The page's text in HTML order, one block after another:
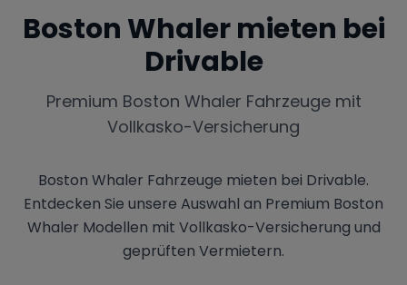
Bentley Rolls Royce Aston Martin
Maserati
Range Rover Corvette
Boston Whalermieten bei
Drivable
Premium Boston Whaler Fahrzeuge mit
Vollkasko-Versicherung
Boston Whaler Fahrzeuge mieten bei Drivable.
Entdecken Sie unsere Auswahl an Premium Boston
Whaler Modellen mit Vollkasko-Versicherung und
geprüften Vermietern.